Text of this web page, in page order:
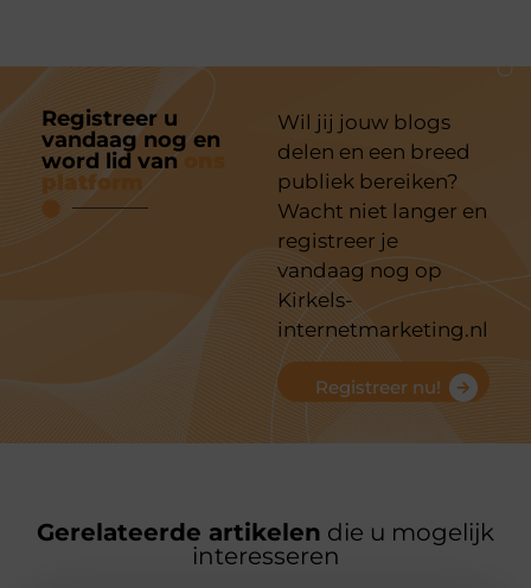
Registreer u
vandaag nog en
word lid van
platform
Wil jij jouw blogs
delen en een breed
publiek bereiken?
Wacht niet langer en
registreer je
vandaag nog op
Kirkels-
internetmarketing.nl
Registreer nu!
Gerelateerde artikelen die u mogelijk
interesseren